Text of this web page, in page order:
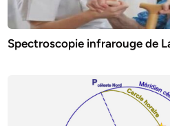
Spectroscopie infrarouge de